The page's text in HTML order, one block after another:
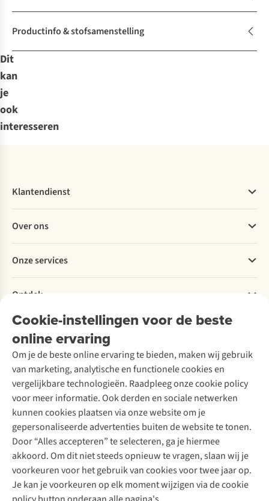
Productinfo & stofsamenstelling
Dit
kan
je
ook
interesseren
Cookie-instellingen voor de beste
online ervaring
Om je de beste online ervaring te bieden, maken wij gebruik
van marketing, analytische en functionele cookies en
vergelijkbare technologieën. Raadpleeg onze cookie policy
voor meer informatie. Ook derden en sociale netwerken
kunnen cookies plaatsen via onze website om je
gepersonaliseerde advertenties buiten de website te tonen.
Door “Alles accepteren” te selecteren, ga je hiermee
akkoord. Om dit niet steeds opnieuw te vragen, slaan wij je
voorkeuren voor het gebruik van cookies voor twee jaar op.
Je kan je voorkeuren op elk moment wijzigen via de cookie
Klantendienst
Bestellen
Betalen
Levering
Retourneren
Bestelling herroepen
Garantie
Contact
Over ons
Explore More
Verantwoord ondernemen
Over Ayacucho
Onze winkels
Over A.S.Adventure
Toegankelijkheidsverklaring
Onze services
Ski-onderhoud
Wasservice
Schoenonderhoud
Schoenherstelling
Kledingherstelling
Retouches
Voor bedrijven
Ontdek
A.S.Magazine
Podcast
Explore Academy
Explore Camp
Gear Check
Inspiratie & advies
Meld je aan voor de nieuwsbrief
Follow us
Disclaimer Privacy Policy Algemene voorwaarden